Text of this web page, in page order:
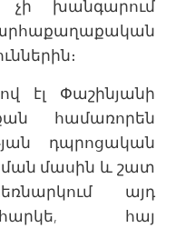
չի խանգարում
էլ Փաշինյանի
համառորեն
դպրոցական
մասին և շատ
այդ
հայ